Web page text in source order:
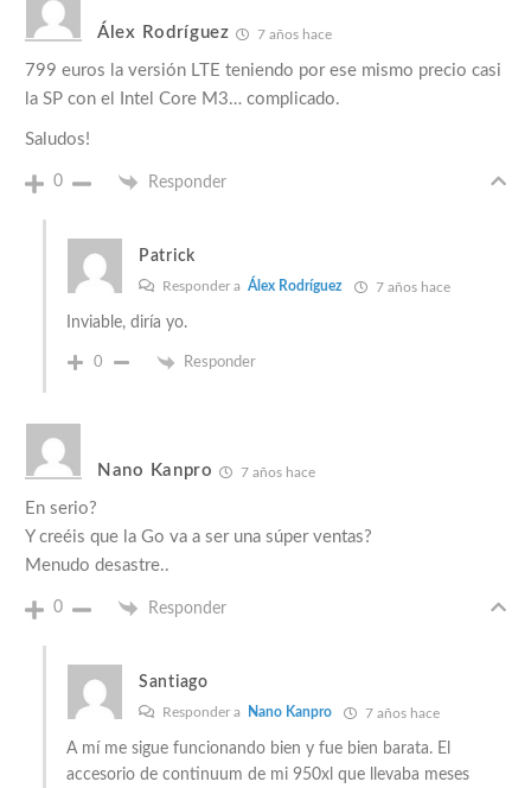
Álex Rodríguez 7 años hace
799 euros la versión LTE teniendo por ese mismo precio casi
la SP con el Intel Core M3… complicado.
Saludos!
0 Responder
Patrick
Responder a Álex Rodríguez 7 años hace
Inviable, diría yo.
0 Responder
Nano Kanpro 7 años hace
En serio?
Y creéis que la Go va a ser una súper ventas?
Menudo desastre..
0 Responder
Santiago
Responder a Nano Kanpro 7 años hace
A mí me sigue funcionando bien y fue bien barata. El
accesorio de continuum de mi 950xl que llevaba meses